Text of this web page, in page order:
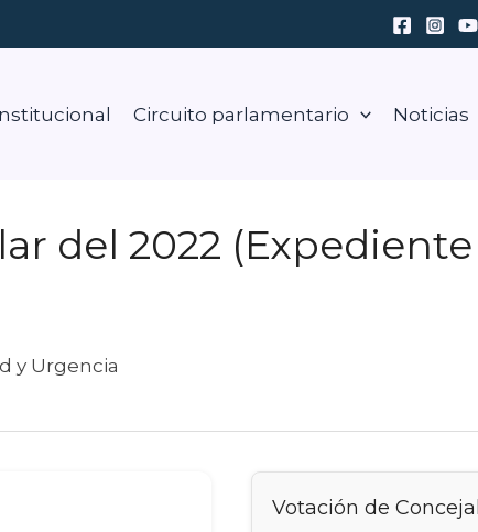
Circuito parlamentario Noticias
del 2022 (Expediente
y Urgencia
Votación de